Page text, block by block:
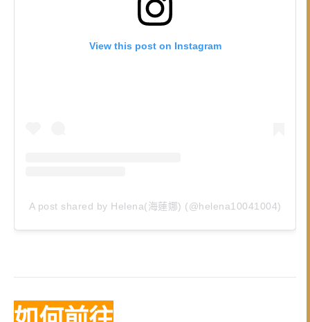
View this post on Instagram
A post shared by Helena(海蓮娜) (@helena10041004)